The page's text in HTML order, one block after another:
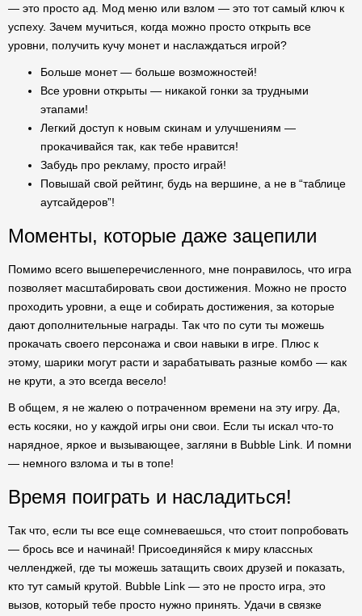
— это просто ад. Мод меню или взлом — это тот самый ключ к
успеху. Зачем мучиться, когда можно просто открыть все
уровни, получить кучу монет и наслаждаться игрой?
Больше монет — больше возможностей!
Все уровни открыты — никакой гонки за трудными
этапами!
Легкий доступ к новым скинам и улучшениям —
прокачивайся так, как тебе нравится!
Забудь про рекламу, просто играй!
Повышай свой рейтинг, будь на вершине, а не в “таблице
аутсайдеров”!
Моменты, которые даже зацепили
Помимо всего вышеперечисленного, мне понравилось, что игра
позволяет масштабировать свои достижения. Можно не просто
проходить уровни, а еще и собирать достижения, за которые
дают дополнительные награды. Так что по сути ты можешь
прокачать своего персонажа и свои навыки в игре. Плюс к
этому, шарики могут расти и зарабатывать разные комбо — как
не крути, а это всегда весело!
В общем, я не жалею о потраченном времени на эту игру. Да,
есть косяки, но у каждой игры они свои. Если ты искал что-то
нарядное, яркое и вызывающее, загляни в Bubble Link. И помни
— немного взлома и ты в топе!
Время поиграть и насладиться!
Так что, если ты все еще сомневаешься, что стоит попробовать
— брось все и начинай! Присоединяйся к миру классных
челленджей, где ты можешь затащить своих друзей и показать,
кто тут самый крутой. Bubble Link — это не просто игра, это
вызов, который тебе просто нужно принять. Удачи в связке